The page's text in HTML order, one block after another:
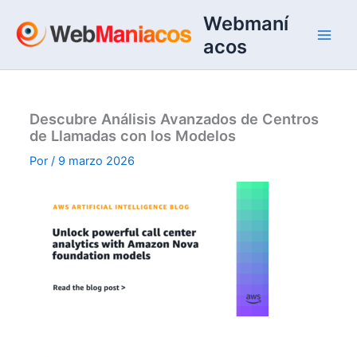
contenido
Webmaní
acos
Descubre Análisis Avanzados de Centros
de Llamadas con los Modelos
Por/ 9 marzo 2026